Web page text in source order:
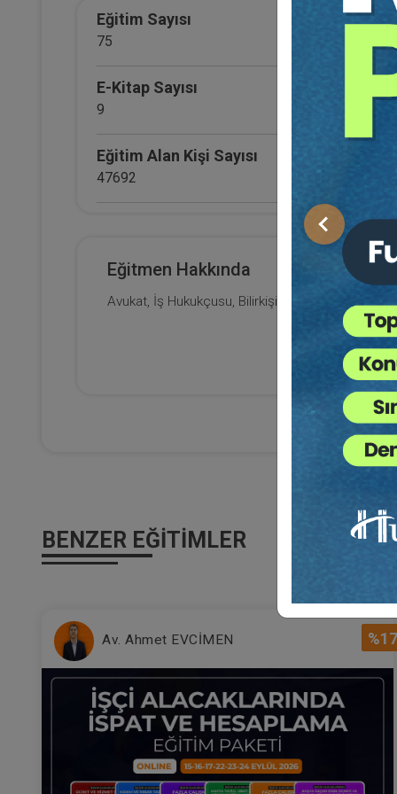
Önceki
Eğitim Sayısı
75
E-Kitap Sayısı
9
Eğitim Alan Kişi Sayısı
47692
Makale Sayısı
15
22
Eğitmen Hakkında
Avukat, İş Hukukçusu, Bilirkişi
BENZER EĞITIMLER
%17
Av. Ahmet EVCİMEN